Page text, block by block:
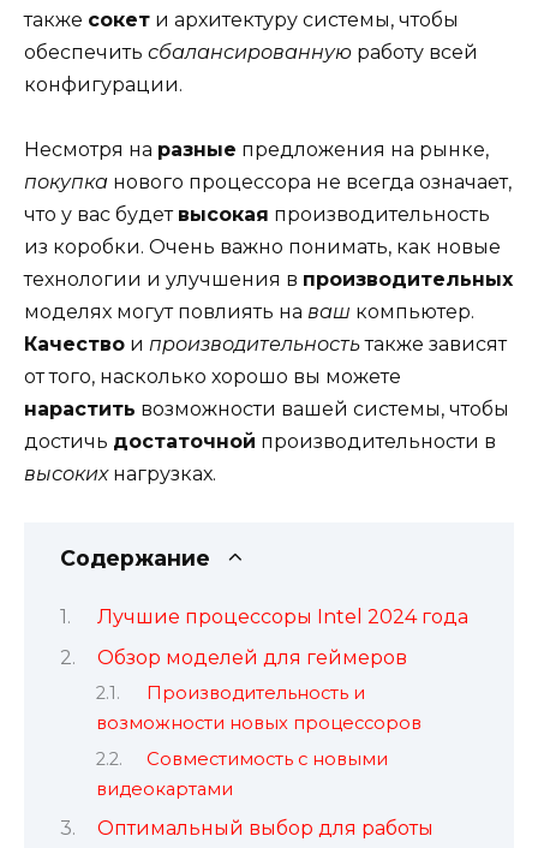
также сокет и архитектуру системы, чтобы
обеспечить сбалансированную работу всей
конфигурации.
Несмотря на разные предложения на рынке,
покупка нового процессора не всегда означает,
что у вас будет высокая производительность
из коробки. Очень важно понимать, как новые
технологии и улучшения в производительных
моделях могут повлиять на ваш компьютер.
Качество и производительностьтакже зависят
от того, насколько хорошо вы можете
нарастить возможности вашей системы, чтобы
достичь достаточной производительности в
высокихнагрузках.
Содержание
Лучшие процессоры Intel 2024 года
Обзор моделей для геймеров
Производительность и
возможности новых процессоров
Совместимость с новыми
видеокартами
Оптимальный выбор для работы